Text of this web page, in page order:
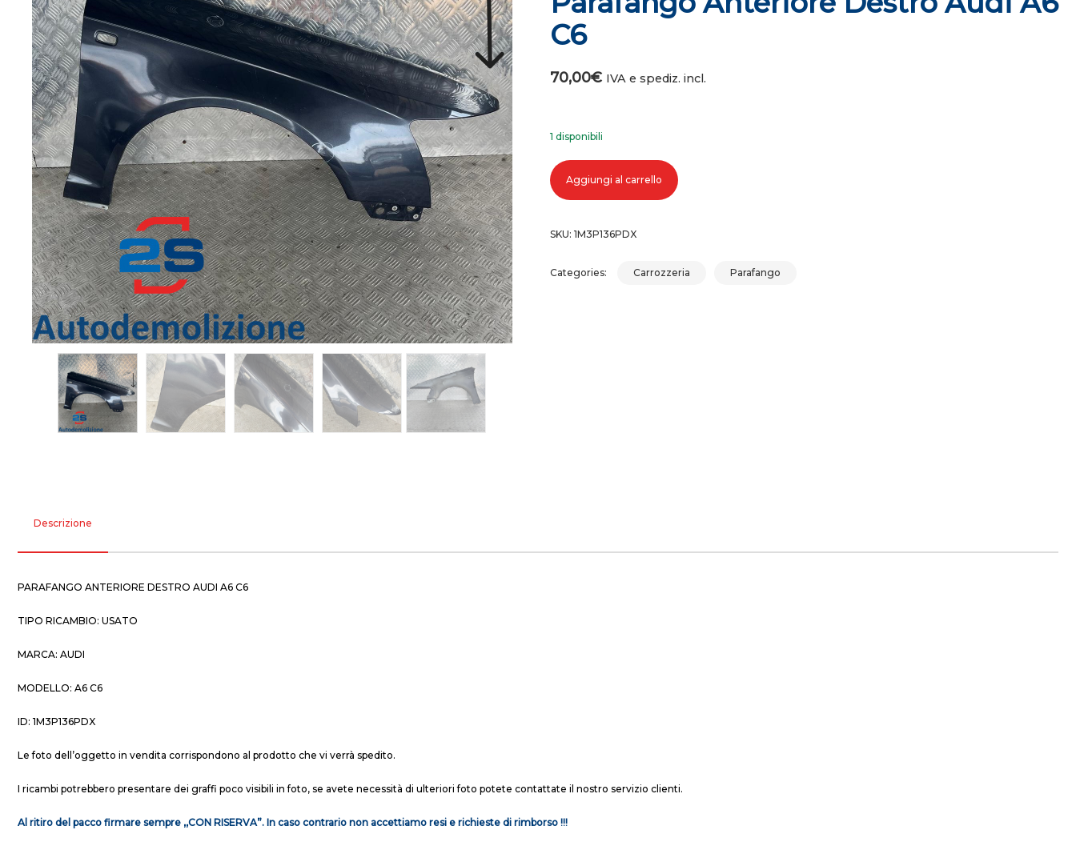
C6
70,00€ IVA e spediz. incl.
1 disponibili
Parafango anteriore destro audi a6 c6 quantità
Aggiungi al carrello
SKU: 1M3P136PDX
Categories: Carrozzeria Parafango
Descrizione
PARAFANGO ANTERIORE DESTRO AUDI A6 C6
TIPO RICAMBIO: USATO
MARCA: AUDI
MODELLO: A6 C6
ID: 1M3P136PDX
Le foto dell’oggetto in vendita corrispondono al prodotto che vi verrà spedito.
I ricambi potrebbero presentare dei graffi poco visibili in foto, se avete necessità di ulteriori foto potete contattate il nostro servizio clienti.
Al ritiro del pacco firmare sempre ,,CON RISERVA”. In caso contrario non accettiamo resi e richieste di rimborso !!!